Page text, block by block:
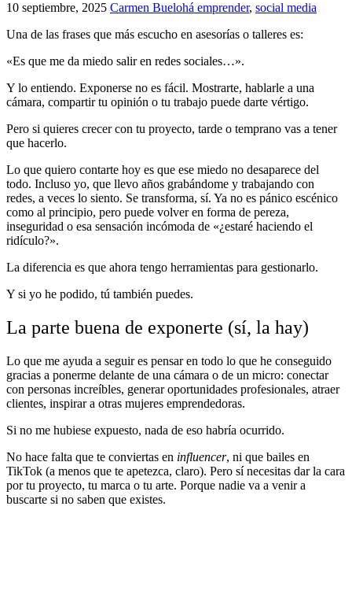
10 septiembre, 2025 Carmen Buelohá emprender, social media
Una de las frases que más escucho en asesorías o talleres es:
«Es que me da miedo salir en redes sociales…».
Y lo entiendo. Exponerse no es fácil. Mostrarte, hablarle a una
cámara, compartir tu opinión o tu trabajo puede darte vértigo.
Pero si quieres crecer con tu proyecto, tarde o temprano vas a tener
que hacerlo.
Lo que quiero contarte hoy es que ese miedo no desaparece del
todo. Incluso yo, que llevo años grabándome y trabajando con
redes, a veces lo siento. Se transforma, sí. Ya no es pánico escénico
como al principio, pero puede volver en forma de pereza,
inseguridad o esa sensación incómoda de «¿estaré haciendo el
ridículo?».
La diferencia es que ahora tengo herramientas para gestionarlo.
Y si yo he podido, tú también puedes.
La parte buena de exponerte (sí, la hay)
Lo que me ayuda a seguir es pensar en todo lo que he conseguido
gracias a ponerme delante de una cámara o de un micro: conectar
con personas increíbles, generar oportunidades profesionales, atraer
clientes, inspirar a otras mujeres emprendedoras.
Si no me hubiese expuesto, nada de eso habría ocurrido.
No hace falta que te conviertas en influencer, ni que bailes en
TikTok (a menos que te apetezca, claro). Pero sí necesitas dar la cara
por tu proyecto, tu marca o tu arte. Porque nadie va a venir a
buscarte si no saben que existes.